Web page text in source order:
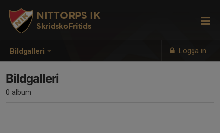
Bildgalleri Logga in
NITTORPS IK
SkridskoFritids
Bildgalleri
0 album